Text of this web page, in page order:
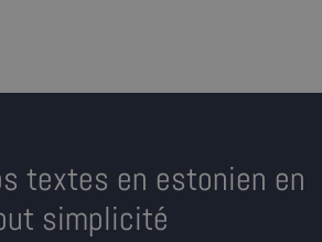
textes en estonien en
simplicité